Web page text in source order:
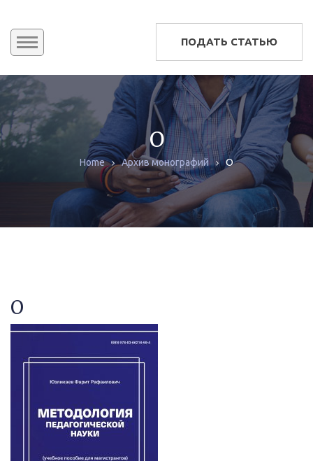
КОНФЕРЕНЦИИ
ЖУРНАЛЫ
МОНОГРАФИИ
ПОДАТЬ СТАТЬЮ
О
Home Архив монографий О
О